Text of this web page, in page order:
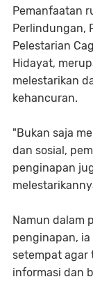
Pemanfaatan
Perlindungan,
Pelestarian
Hidayat,
melestarikan
kehancuran.
"Bukan saja
dan sosial,
penginapan
Namun dalam
penginapan,
setempat agar
informasi dan